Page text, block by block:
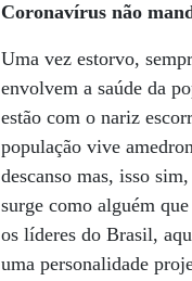
Coronavírus não
Uma vez estorvo,
envolvem a saúde da
estão com o nariz
população vive
descanso mas, isso
surge como alguém
os líderes do Brasil,
uma personalidade